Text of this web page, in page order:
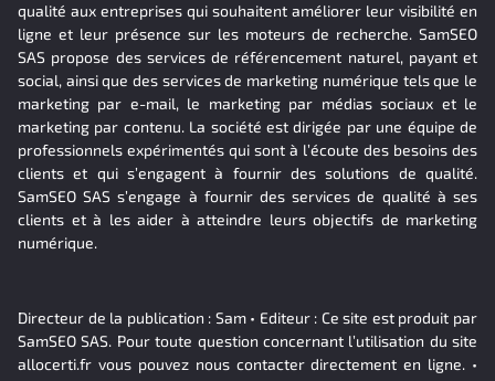
qualité aux entreprises qui souhaitent améliorer leur visibilité en
ligne et leur présence sur les moteurs de recherche. SamSEO
SAS propose des services de référencement naturel, payant et
social, ainsi que des services de marketing numérique tels que le
marketing par e-mail, le marketing par médias sociaux et le
marketing par contenu. La société est dirigée par une équipe de
professionnels expérimentés qui sont à l’écoute des besoins des
clients et qui s’engagent à fournir des solutions de qualité.
SamSEO SAS s’engage à fournir des services de qualité à ses
clients et à les aider à atteindre leurs objectifs de marketing
numérique.
Directeur de la publication : Sam • Editeur : Ce site est produit par
SamSEO SAS. Pour toute question concernant l’utilisation du site
allocerti.fr vous pouvez nous contacter directement en ligne. •